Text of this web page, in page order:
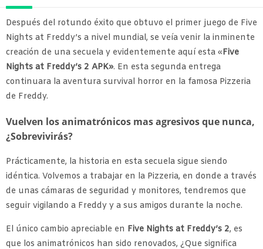
Después del rotundo éxito que obtuvo el primer juego de Five
Nights at Freddy’s a nivel mundial, se veía venir la inminente
creación de una secuela y evidentemente aquí esta «Five
Nights at Freddy’s 2 APK». En esta segunda entrega
continuara la aventura survival horror en la famosa Pizzeria
de Freddy.
Vuelven los animatrónicos mas agresivos que nunca,
¿Sobrevivirás?
Prácticamente, la historia en esta secuela sigue siendo
idéntica. Volvemos a trabajar en la Pizzeria, en donde a través
de unas cámaras de seguridad y monitores, tendremos que
seguir vigilando a Freddy y a sus amigos durante la noche.
El único cambio apreciable en Five Nights at Freddy’s 2, es
que los animatrónicos han sido renovados, ¿Que significa